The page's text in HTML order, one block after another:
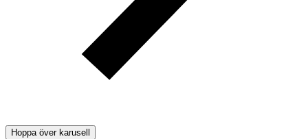
Hoppa över karusell